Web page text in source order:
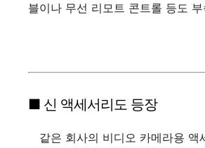
블이나 무선 리모트 콘트롤 등도 부
■ 신 액세서리도 등장
같은 회사의 비디오 카메라용 액